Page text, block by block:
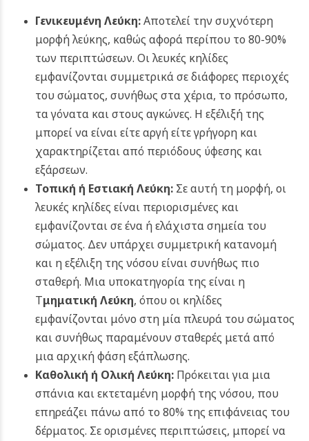
Γενικευμένη Λεύκη:Αποτελεί την συχνότερη
μορφή λεύκης, καθώς αφορά περίπου το 80-90%
των περιπτώσεων. Οι λευκές κηλίδες
εμφανίζονται συμμετρικά σε διάφορες περιοχές
του σώματος, συνήθως στα χέρια, το πρόσωπο,
τα γόνατα και στους αγκώνες. Η εξέλιξή της
μπορεί να είναι είτε αργή είτε γρήγορη και
χαρακτηρίζεται από περιόδους ύφεσης και
εξάρσεων.
Τοπική ή Εστιακή Λεύκη: Σε αυτή τη μορφή, οι
λευκές κηλίδες είναι περιορισμένες και
εμφανίζονται σε ένα ή ελάχιστα σημεία του
σώματος. Δεν υπάρχει συμμετρική κατανομή
και η εξέλιξη της νόσου είναι συνήθως πιο
σταθερή. Μια υποκατηγορία της είναι η
Τμηματική Λεύκη, όπου οι κηλίδες
εμφανίζονται μόνο στη μία πλευρά του σώματος
και συνήθως παραμένουν σταθερές μετά από
μια αρχική φάση εξάπλωσης.
Καθολική ή Ολική Λεύκη: Πρόκειται για μια
σπάνια και εκτεταμένη μορφή της νόσου, που
επηρεάζει πάνω από το 80% της επιφάνειας του
δέρματος. Σε ορισμένες περιπτώσεις, μπορεί να